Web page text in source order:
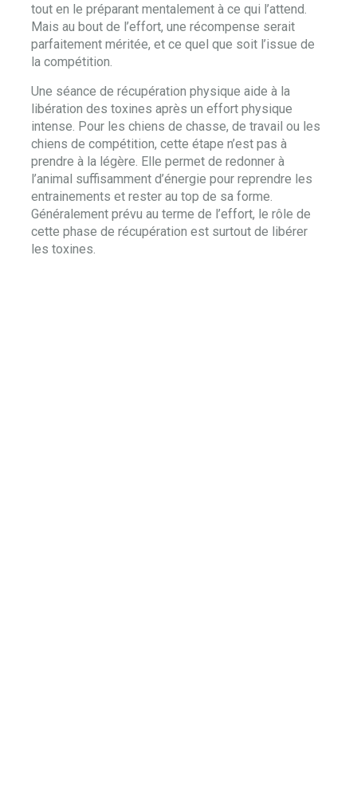
tout en le préparant mentalement à ce qui l’attend.
Mais au bout de l’effort, une récompense serait
parfaitement méritée, et ce quel que soit l’issue de
la compétition.
Une séance de récupération physique aide à la
libération des toxines après un effort physique
intense. Pour les chiens de chasse, de travail ou les
chiens de compétition, cette étape n’est pas à
prendre à la légère. Elle permet de redonner à
l’animal suffisamment d’énergie pour reprendre les
entrainements et rester au top de sa forme.
Généralement prévu au terme de l’effort, le rôle de
cette phase de récupération est surtout de libérer
les toxines.